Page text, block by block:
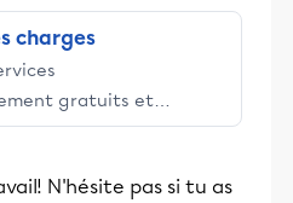
charges
gratuits et
engage les élèves
N'hésite pas si tu as